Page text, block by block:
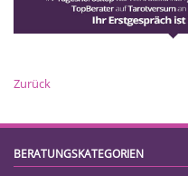
Zurück
BERATUNGSKATEGORIEN